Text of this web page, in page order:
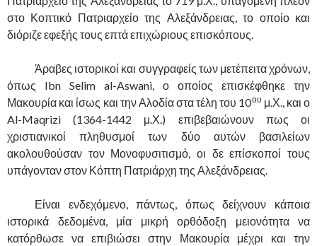
στο Κοπτικό Πατριαρχείο της Αλεξάνδρειας, το οποίο και
διόριζε εφεξής τους επτά επιχώριους επισκόπους.
Άραβες ιστορικοί και συγγραφείς των μετέπειτα χρόνων,
όπως Ibn Selim al-Aswani, ο οποίος επισκέφθηκε την
Μακουρία και ίσως και την Αλοδία στα τέλη του 10ου μ.Χ., και ο
Al-Maqrizi (1364-1442 μ.Χ.) επιβεβαιώνουν πως οι
χριστιανικοί πληθυσμοί των δύο αυτών βασιλείων
ακολουθούσαν τον Μονοφυσιτισμό, οι δε επίσκοποί τους
υπάγονταν στον Κόπτη Πατριάρχη της Αλεξάνδρειας.
Είναι ενδεχόμενο, πάντως, όπως δείχνουν κάποια
ιστορικά δεδομένα, μία μικρή ορθόδοξη μειονότητα να
κατόρθωσε να επιβιώσει στην Μακουρία μέχρι και την